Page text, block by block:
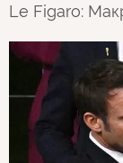
Le Figaro: